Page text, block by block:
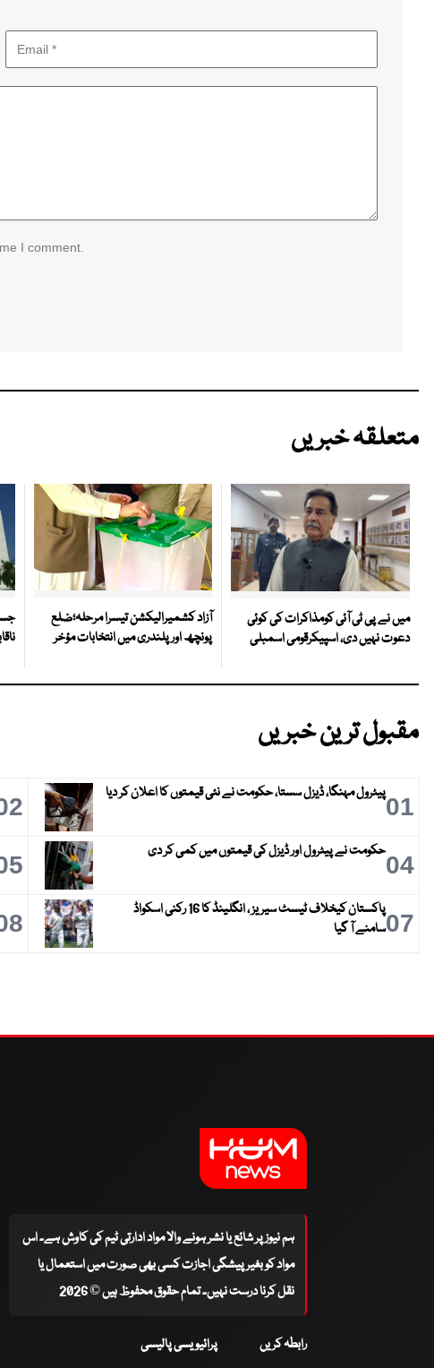
I comment.
متعلقہ خبریں
میں نے پی ٹی آئی کومذاکرات کی کوئی
دعوت نہیں دی، اسپیکرقومی اسمبلی
آزاد کشمیرالیکشن تیسرا مرحلہ؛ضلع
پونچھ اور پلندری میں انتخابات مؤخر
مقبول ترین خبریں
01پیٹرول مہنگا، ڈیزل سستا، حکومت نے نئی قیمتوں کا اعلان کر دیا
04حکومت نے پیٹرول اور ڈیزل کی قیمتوں میں کمی کر دی
07
پاکستان کیخلاف ٹیسٹ سیریز ، انگلینڈ کا 16 رکنی اسکواڈ
سامنے آ گیا
ہم نیوز پر شائع یا نشر ہونے والا مواد ادارتی ٹیم کی کاوش ہے۔ اس
مواد کو بغیر پیشگی اجازت کسی بھی صورت میں استعمال یا
نقل کرنا درست نہیں۔ تمام حقوق محفوظ ہیں © 2026
رابطہ کریں پرائیویسی پالیسی